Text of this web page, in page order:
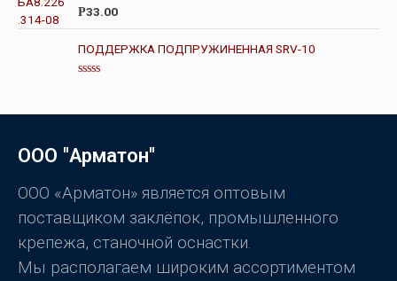
и
з
О
е
н
к
а
5
Р33.00
ПОДДЕРЖКА ПОДПРУЖИНЕННАЯ SRV-10
0
и
5
ООО "Арматон"
ООО «Арматон» является оптовым
поставщиком заклёпок, промышленного
крепежа, станочной оснастки.
Мы располагаем широким ассортиментом